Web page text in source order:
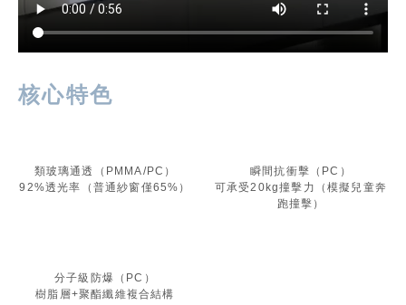
核心特色
類玻璃通透（PMMA/PC）
92%透光率（普通紗窗僅65%）
瞬間抗衝擊（PC）
可承受20kg撞擊力（模擬兒童奔
跑撞擊）
分子級防爆（PC）
樹脂層+聚酯纖維複合結構